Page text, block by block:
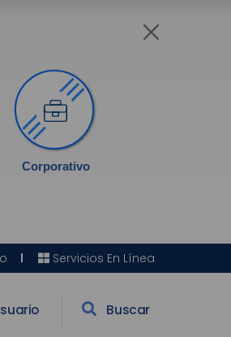
Corporativo
Servicios En Línea
Buscar